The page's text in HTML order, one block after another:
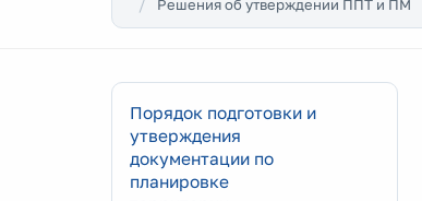
Решения об утверждении ППТ и ПМ
Порядок подготовки и
утверждения
документации по
планировке